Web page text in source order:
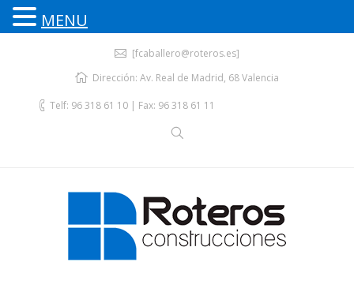
[fcaballero@roteros.es]
Dirección: Av. Real de Madrid, 68 Valencia
Telf: 96 318 61 10 | Fax: 96 318 61 11
MENU